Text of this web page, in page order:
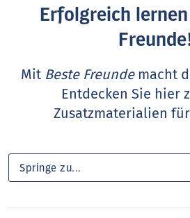
Erfolgreich
Mit Beste Freundemacht
Entdecken Sie hier
Zusatzmaterialien